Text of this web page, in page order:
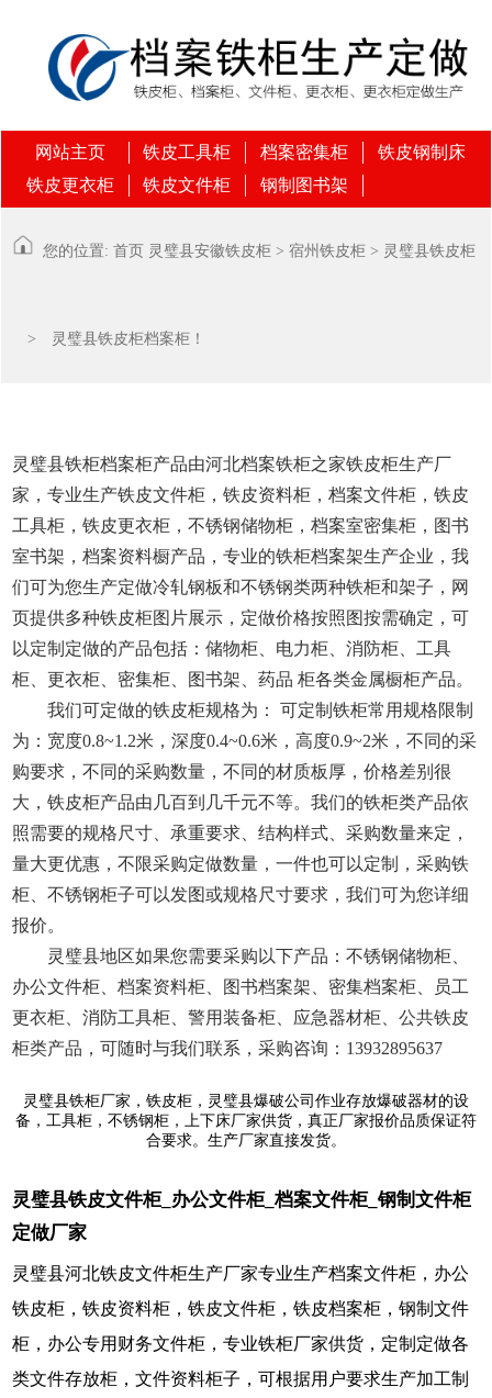
网站主页 铁皮工具柜 档案密集柜
铁皮钢制床
铁皮更衣柜
铁皮文件柜 钢制图书架
您的位置: 首页 灵璧县安徽铁皮柜 > 宿州铁皮柜 > 灵璧县铁皮柜
> 灵璧县铁皮柜档案柜！
灵璧县铁柜档案柜产品由河北档案铁柜之家铁皮柜生产厂
家，专业生产铁皮文件柜，铁皮资料柜，档案文件柜，铁皮
工具柜，铁皮更衣柜，不锈钢储物柜，档案室密集柜，图书
室书架，档案资料橱产品，专业的铁柜档案架生产企业，我
们可为您生产定做冷轧钢板和不锈钢类两种铁柜和架子，网
页提供多种铁皮柜图片展示，定做价格按照图按需确定，可
以定制定做的产品包括：储物柜、电力柜、消防柜、工具
柜、更衣柜、密集柜、图书架、药品 柜各类金属橱柜产品。
我们可定做的铁皮柜规格为： 可定制铁柜常用规格限制
为：宽度0.8~1.2米，深度0.4~0.6米，高度0.9~2米，不同的采
购要求，不同的采购数量，不同的材质板厚，价格差别很
大，铁皮柜产品由几百到几千元不等。我们的铁柜类产品依
照需要的规格尺寸、承重要求、结构样式、采购数量来定，
量大更优惠，不限采购定做数量，一件也可以定制，采购铁
柜、不锈钢柜子可以发图或规格尺寸要求，我们可为您详细
报价。
灵璧县地区如果您需要采购以下产品：不锈钢储物柜、
办公文件柜、档案资料柜、图书档案架、密集档案柜、员工
更衣柜、消防工具柜、警用装备柜、应急器材柜、公共铁皮
柜类产品，可随时与我们联系，采购咨询：13932895637
灵璧县铁柜厂家，铁皮柜，灵璧县爆破公司作业存放爆破器材的设
备，工具柜，不锈钢柜，上下床厂家供货，真正厂家报价品质保证符
合要求。生产厂家直接发货。
灵璧县铁皮文件柜_办公文件柜_档案文件柜_钢制文件柜
定做厂家
灵璧县河北铁皮文件柜生产厂家专业生产档案文件柜，办公
铁皮柜，铁皮资料柜，铁皮文件柜，铁皮档案柜，钢制文件
柜，办公专用财务文件柜，专业铁柜厂家供货，定制定做各
类文件存放柜，文件资料柜子，可根据用户要求生产加工制